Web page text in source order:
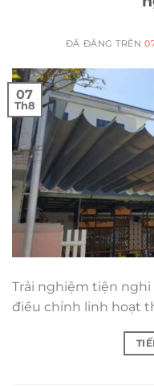
ĐÃ ĐĂNG TRÊN
07
Th8
Trải nghiệm tiện
điều chỉnh linh hoạt